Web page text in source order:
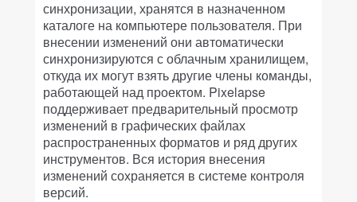
синхронизации, хранятся в назначенном
каталоге на компьютере пользователя. При
внесении изменений они автоматически
синхронизируются с облачным хранилищем,
откуда их могут взять другие члены команды,
работающей над проектом. Pixelapse
поддерживает предварительный просмотр
изменений в графических файлах
распространенных форматов и ряд других
инструментов. Вся история внесения
изменений сохраняется в системе контроля
версий.